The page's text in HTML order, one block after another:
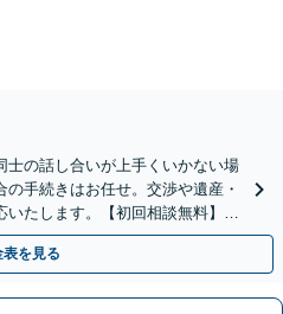
士の話し合いが上手くいかない場
手続きはお任せ。交渉や遺産・
たします。【初回相談無料】
表を見る